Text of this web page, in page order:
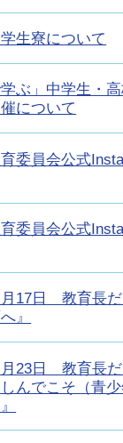
生寮について
学ぶ」中学生・
について
委員会公式
委員会公式
月17日 教育長
』
月23日 教育長
しんでこそ（青